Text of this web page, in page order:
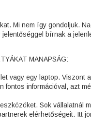
Mi nem így gondoljuk.
bírnak a
MANAPSÁG:
vagy egy laptop. Viszont
fontos információval, azt
Sok vállalatnál
elérhetőségeit. Itt